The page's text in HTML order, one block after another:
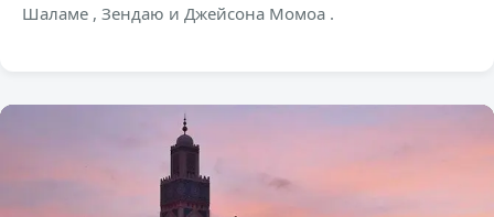
Шаламе , Зендаю и Джейсона Момоа .